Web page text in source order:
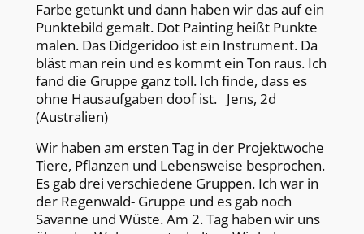
Farbe getunkt und dann haben wir das auf ein
Punktebild gemalt. Dot Painting heißt Punkte
malen. Das Didgeridoo ist ein Instrument. Da
bläst man rein und es kommt ein Ton raus. Ich
fand die Gruppe ganz toll. Ich finde, dass es
ohne Hausaufgaben doof ist. Jens, 2d
(Australien)
Wir haben am ersten Tag in der Projektwoche
Tiere, Pflanzen und Lebensweise besprochen.
Es gab drei verschiedene Gruppen. Ich war in
der Regenwald- Gruppe und es gab noch
Savanne und Wüste. Am 2. Tag haben wir uns